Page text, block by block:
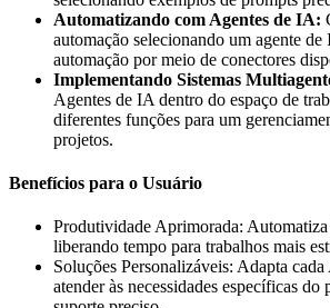
Automatizando com Agentes de IA:
automação selecionando um agente
automação por meio de conectores
Implementando Sistemas
Agentes de IA dentro do espaço de
diferentes funções para um
projetos.
Benefícios para o Usuário
Produtividade Aprimorada: Automatiza
liberando tempo para trabalhos mais
Soluções Personalizáveis: Adapta
atender às necessidades específicas